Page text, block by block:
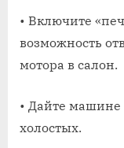
• Включите
возможность
мотора в салон.
• Дайте машине
холостых.